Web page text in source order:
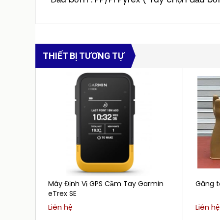
THIẾT BỊ TƯƠNG TỰ
Máy Định Vị GPS Cầm Tay Garmin
eTrex SE
Liên hệ
Găng
Liên hệ